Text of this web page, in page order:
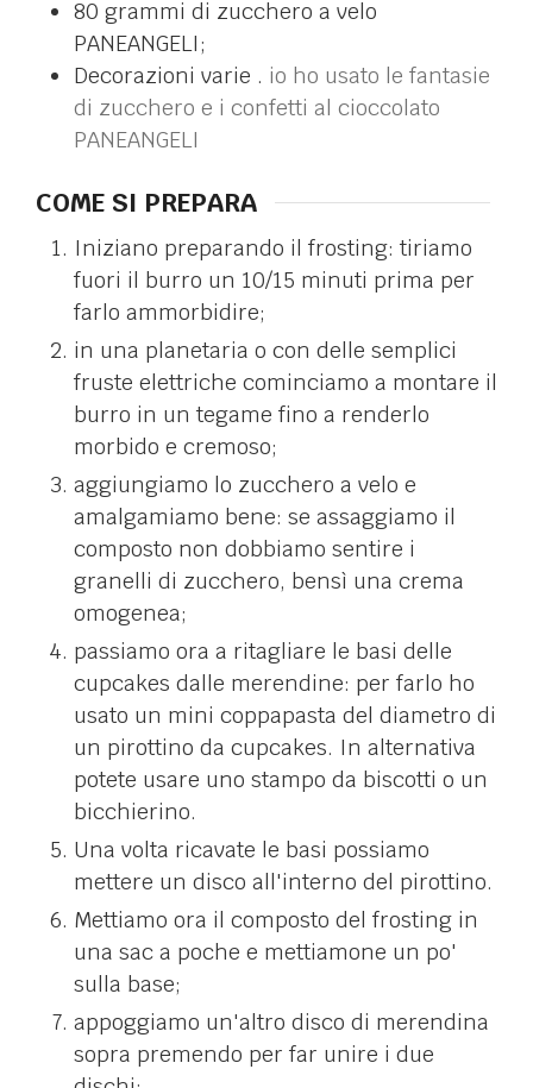
80 grammi di zucchero a velo
PANEANGELI;
Decorazioni varie . io ho usato le fantasie
di zucchero e i confetti al cioccolato
PANEANGELI
COME SI PREPARA
Iniziano preparando il frosting: tiriamo
fuori il burro un 10/15 minuti prima per
farlo ammorbidire;
in una planetaria o con delle semplici
fruste elettriche cominciamo a montare il
burro in un tegame fino a renderlo
morbido e cremoso;
aggiungiamo lo zucchero a velo e
amalgamiamo bene: se assaggiamo il
composto non dobbiamo sentire i
granelli di zucchero, bensì una crema
omogenea;
passiamo ora a ritagliare le basi delle
cupcakes dalle merendine: per farlo ho
usato un mini coppapasta del diametro di
un pirottino da cupcakes. In alternativa
potete usare uno stampo da biscotti o un
bicchierino.
Una volta ricavate le basi possiamo
mettere un disco all'interno del pirottino.
Mettiamo ora il composto del frosting in
una sac a poche e mettiamone un po'
sulla base;
appoggiamo un'altro disco di merendina
sopra premendo per far unire i due